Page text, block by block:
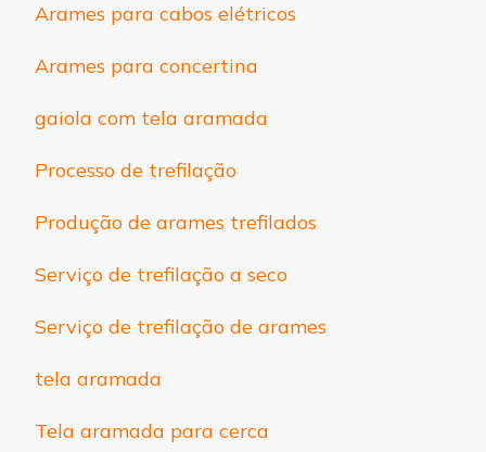
Arames para cabos elétricos
Arames para concertina
gaiola com tela aramada
Processo de trefilação
Produção de arames trefilados
Serviço de trefilação a seco
Serviço de trefilação de arames
tela aramada
Tela aramada para cerca